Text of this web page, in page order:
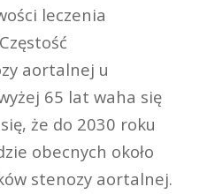
leczenia
aortalnej u
65 lat waha się
że do 2030 roku
obecnych około
stenozy aortalnej.